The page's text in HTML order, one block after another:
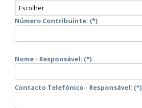
Número Contribuinte: (*)
Nome - Responsável: (*)
Contacto Telefónico - Responsável: (*)